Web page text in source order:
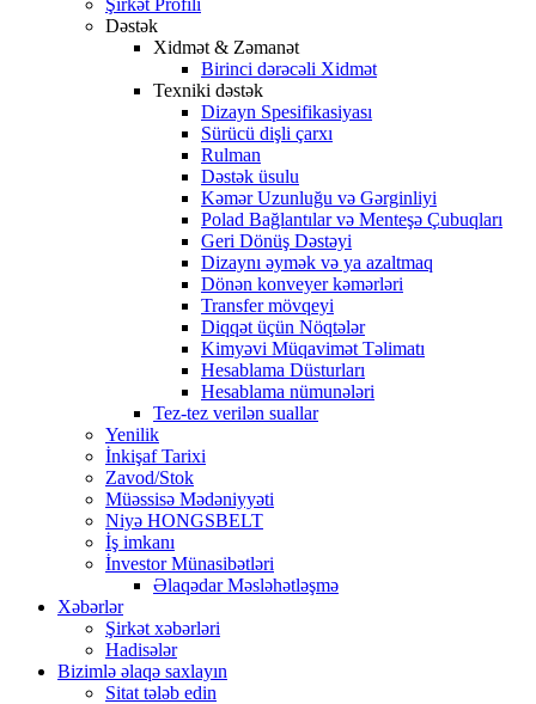
Şirkət Profili
Dəstək
Xidmət & Zəmanət
Birinci dərəcəli Xidmət
Texniki dəstək
Dizayn Spesifikasiyası
Sürücü dişli çarxı
Rulman
Dəstək üsulu
Kəmər Uzunluğu və Gərginliyi
Polad Bağlantılar və Menteşə Çubuqları
Geri Dönüş Dəstəyi
Dizaynı əymək və ya azaltmaq
Dönən konveyer kəmərləri
Transfer mövqeyi
Diqqət üçün Nöqtələr
Kimyəvi Müqavimət Təlimatı
Hesablama Düsturları
Hesablama nümunələri
Tez-tez verilən suallar
Yenilik
İnkişaf Tarixi
Zavod/Stok
Müəssisə Mədəniyyəti
Niyə HONGSBELT
İş imkanı
İnvestor Münasibətləri
Əlaqədar Məsləhətləşmə
Xəbərlər
Şirkət xəbərləri
Hadisələr
Bizimlə əlaqə saxlayın
Sitat tələb edin